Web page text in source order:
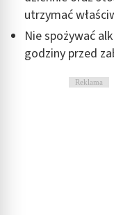
utrzymać
Nie spożywać
godziny przed
Reklama